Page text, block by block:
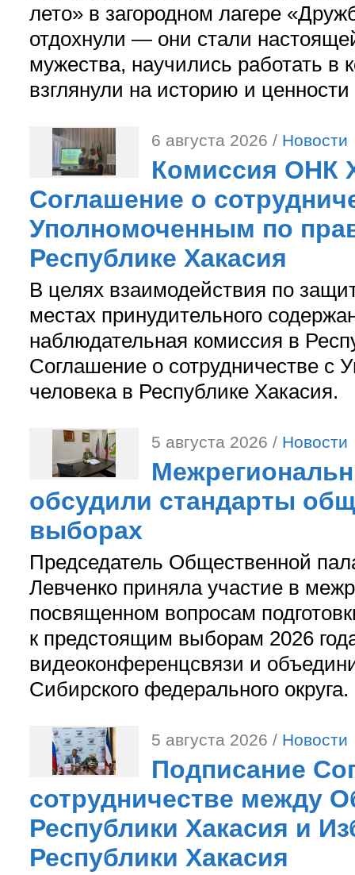
лето» в загородном лагере
отдохнули — они стали
мужества, научились работать в
взглянули на историю и
6 августа 2026 / Новости
Комиссия ОНК
Соглашение о
Уполномоченным по
Республике Хакасия
В целях взаимодействия по
местах принудительного
наблюдательная комиссия в
Соглашение о сотрудничестве с
человека в Республике Хакасия.
5 августа 2026 / Новости
обсудили стандарты
выборах
Председатель Общественной
Левченко приняла участие в
посвященном вопросам
к предстоящим выборам 2026
видеоконференцсвязи и
Сибирского федерального округа.
5 августа 2026 / Новости
Подписание
сотрудничестве между
Республики Хакасия и
Республики Хакасия